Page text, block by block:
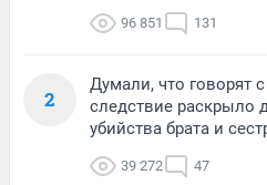
96 851 131
2
Думали, что говорят
следствие раскрыло
убийства брата и
39 272 47